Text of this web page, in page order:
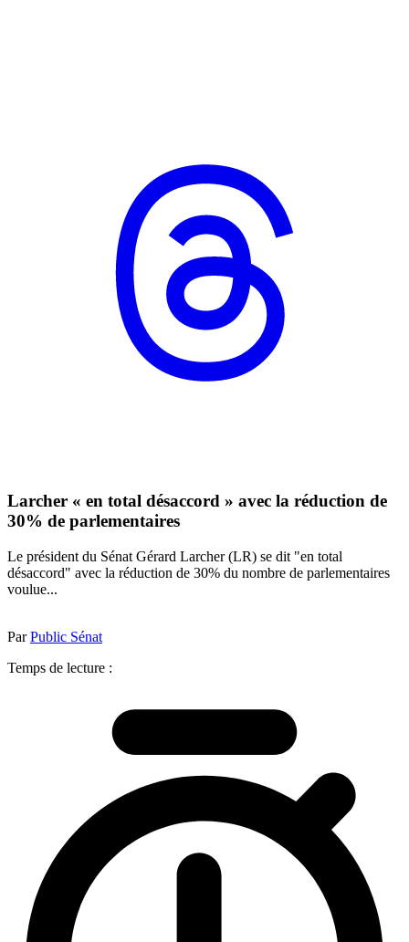
Larcher « en total désaccord » avec la réduction de
30% de parlementaires
Le président du Sénat Gérard Larcher (LR) se dit "en total
désaccord" avec la réduction de 30% du nombre de parlementaires
voulue...
ParPublic Sénat
Temps de lecture :